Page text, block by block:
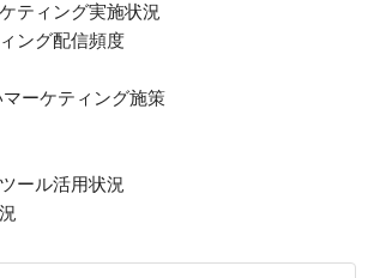
ティング実施状況
ング配信頻度
マーケティング施策
ール活用状況